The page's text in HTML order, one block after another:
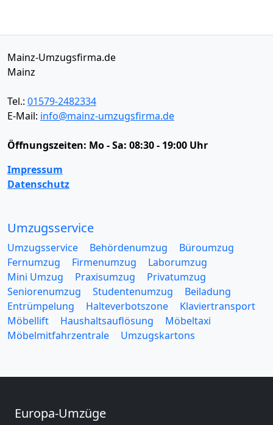
Mainz-Umzugsfirma.de
Mainz
Tel.: 01579-2482334
E-Mail: info@mainz-umzugsfirma.de
Öffnungszeiten: Mo - Sa: 08:30 - 19:00 Uhr
Impressum
Datenschutz
Umzugsservice
Umzugsservice Behördenumzug
Büroumzug
Fernumzug
Firmenumzug
Laborumzug
Mini Umzug
Praxisumzug
Privatumzug
Seniorenumzug
Studentenumzug
Beiladung
Entrümpelung
Halteverbotszone
Klaviertransport
Möbellift
Haushaltsauflösung
Möbeltaxi
Möbelmitfahrzentrale
Umzugskartons
Europa-Umzüge